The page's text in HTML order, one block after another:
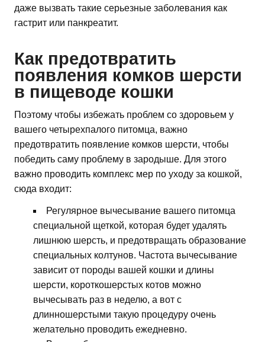
даже вызвать такие серьезные заболевания как
гастрит или панкреатит.
Как предотвратить
появления комков шерсти
в пищеводе кошки
Поэтому чтобы избежать проблем со здоровьем у
вашего четырехпалого питомца, важно
предотвратить появление комков шерсти, чтобы
победить саму проблему в зародыше. Для этого
важно проводить комплекс мер по уходу за кошкой,
сюда входит:
Регулярное вычесывание вашего питомца
специальной щеткой, которая будет удалять
лишнюю шерсть, и предотвращать образование
специальных колтунов. Частота вычесывание
зависит от породы вашей кошки и длины
шерсти, короткошерстых котов можно
вычесывать раз в неделю, а вот с
длинношерстыми такую процедуру очень
желательно проводить ежедневно.